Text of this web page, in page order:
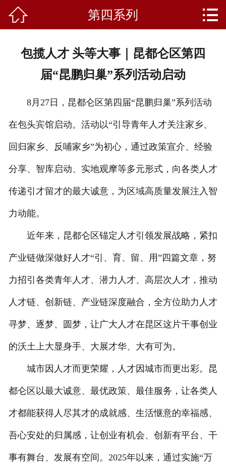
礼品知识
客户留言
人才招聘
 第四系列 
包揽人才 头等大事｜昆都仑区第四
届“昆鹏归巢”系列活动启动
8月27日，昆都仑区第四届“昆鹏归巢”系列活动
在包头宾馆启动。活动以“引导青年人才关注家乡、
回归家乡、反哺家乡”为初心，通过政策宣介、经验
分享、智库启动、实地观摩等多元形式，向各类人才
传递引才留才的最大诚意，为区域高质量发展注入智
力动能。
近年来，昆都仑区锚定人才引领发展战略，紧扣
产业链做深做好人才“引、育、留、用”四篇文章，努
力招引各类青年人才、潜力人才、高层次人才，推动
人才链、创新链、产业链深度融合，全方位助力人才
寻梦、逐梦、圆梦，让广大人才在昆区这片干事创业
的沃土上大显身手、大展才华、大有可为。
城市因人才而更荣耀，人才因城市而更出彩。昆
都仑区以最大诚意、最优政策、最佳服务，让各类人
才都能获得人尽其才的成就感、生活惬意的幸福感、
吾心安处的归属感，让创业有机会、创新有平台、干
事有舞台、发展有空间。2025年以来，通过实施“万